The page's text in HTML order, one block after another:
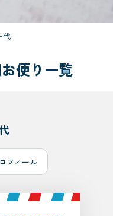
便り一覧
フィール